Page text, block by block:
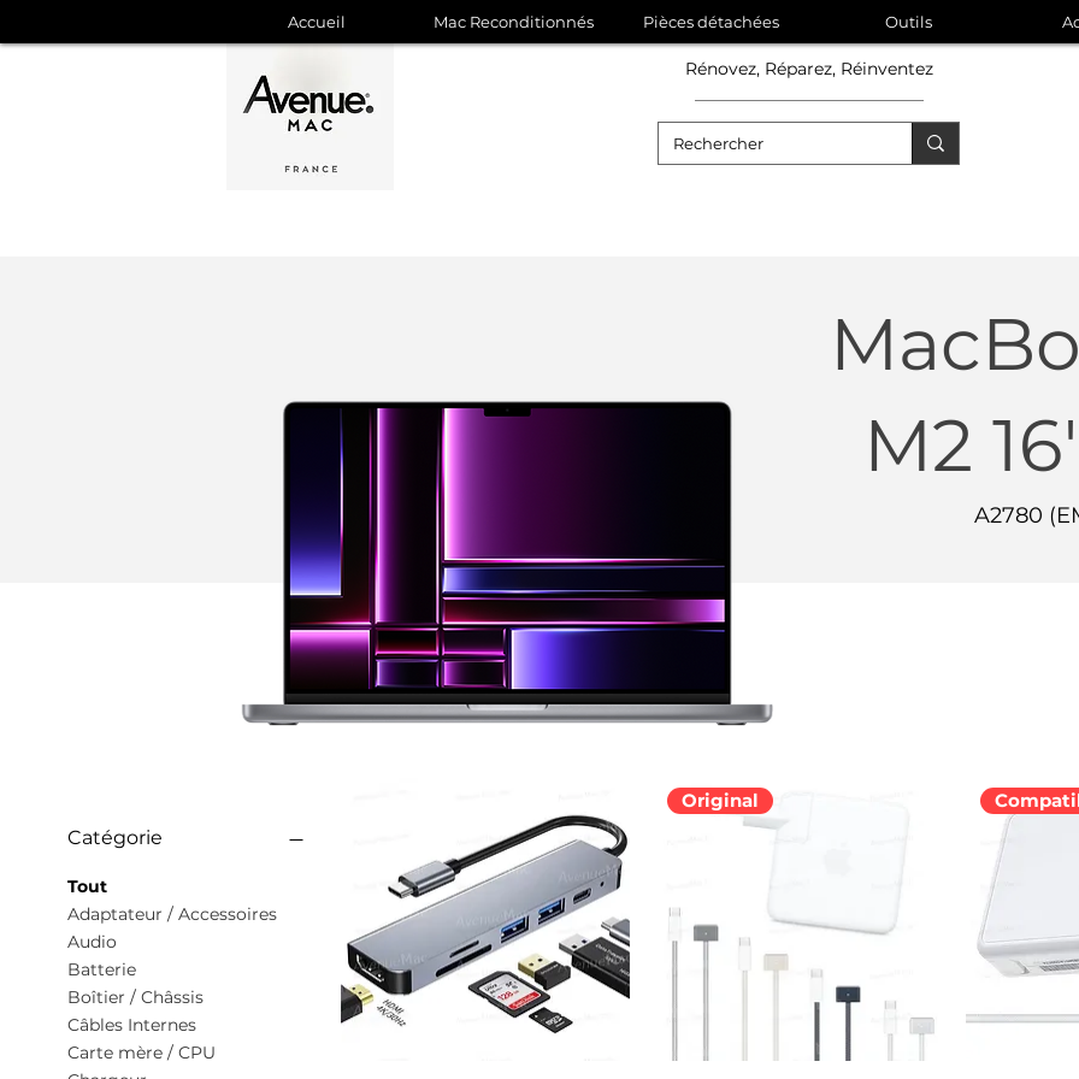
Rénovez, Réparez, Réinventez
Accueil Mac Reconditionnés Pièces détachées Outils
M2
A2780
Catégorie
Tout
Adaptateur / Accessoires
Audio
Batterie
Boîtier / Châssis
Câbles Internes
Carte mère / CPU
Original